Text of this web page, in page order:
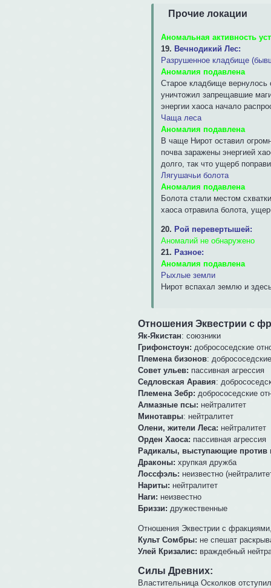
Прочие локации
Аномальная активность
19. Вечнодикий Лес:
Разрушенное кладбище
Аномалия подавлена
Старое кладбище вернулось
уничтожил запрещавшие
энергии хаоса начало
Чаща леса
Аномалия подавлена
В чаще Нирот оставил
почва заражены энергией
долго, так что ущерб
Лягушачьи болота
Аномалия подавлена
Болота стали местом
хаоса отравила болота,
20. Рой перевертышей:
Аномалий не обнаружено
21. Разное:
Аномалия подавлена
Рыхлые земли
Нирот вспахал землю и
Отношения Эквестрии с
Як-Якистан: союзники
Грифонстоун: добрососедские
Племена бизонов:
Совет ульев: пассивная агрессия
Седловская Аравия:
Племена Зебр: добрососедские
Алмазные псы: нейтралитет
Минотавры: нейтралитет
Олени, жители Леса: нейтралитет
Орден Хаоса: пассивная агрессия
Радикалы, выступающие против
Драконы: хрупкая дружба
Лоссфэль: неизвестно
Нариты: нейтралитет
Наги: неизвестно
Бриззи: дружественные
Отношения Эквестрии с
Культ Сомбры: не спешат
Улей Кризалис: враждебный
Силы Древних:
Властительница Осколков